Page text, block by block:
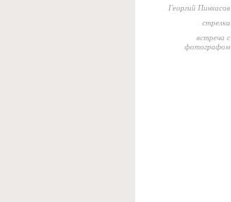
Георгий Пинхасов
стрелка
встреча с
фотографом